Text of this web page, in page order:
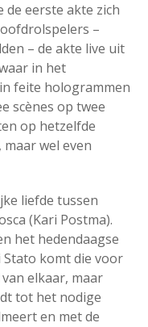
de eerste akte zich
–
– de akte live uit
in het
feite hologrammen
scènes op twee
op hetzelfde
wel even
liefde tussen
(Kari Postma).
het hedendaagse
komt die voor
elkaar, maar
tot het nodige
en met de